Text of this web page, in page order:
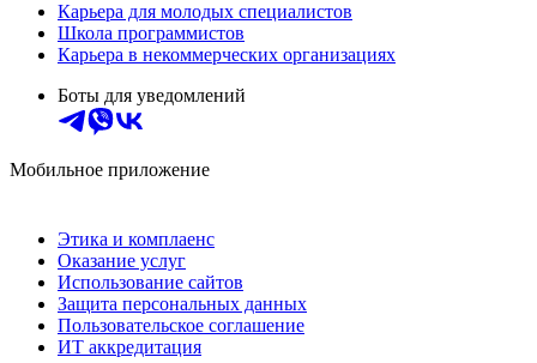
Карьера для молодых специалистов
Школа программистов
Карьера в некоммерческих организациях
Боты для уведомлений
Мобильное приложение
Этика и комплаенс
Оказание услуг
Использование сайтов
Защита персональных данных
Пользовательское соглашение
ИТ аккредитация